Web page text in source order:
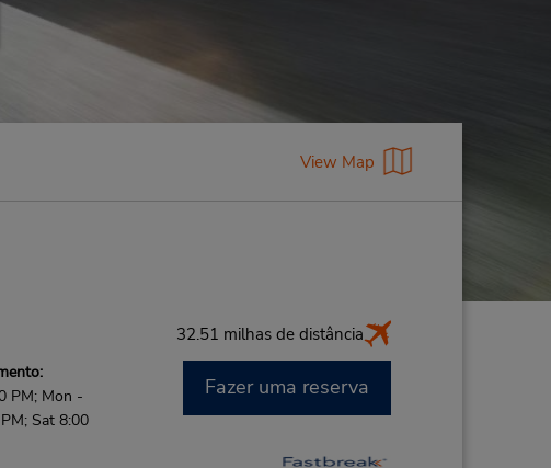
View Map
32.51 milhas de distância
PM; Mon -
Sat 8:00
Fazer uma reserva